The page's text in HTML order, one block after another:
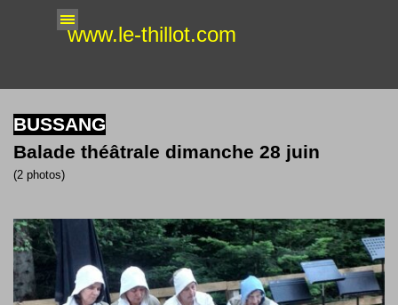
Aller au contenu
Sauter le menu
www.le-thillot.com
BUSSANG
Balade théâtrale dimanche 28 juin
(2 photos)